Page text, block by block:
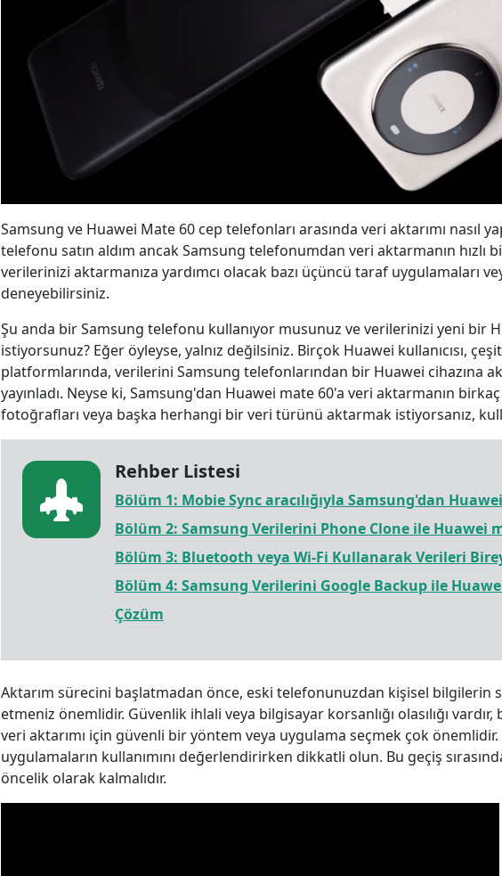
Samsung ve Huawei Mate 60 cep telefonları arasında veri aktarımı nasıl
telefonu satın aldım ancak Samsung telefonumdan veri aktarmanın hızlı
verilerinizi aktarmanıza yardımcı olacak bazı üçüncü taraf uygulamaları
deneyebilirsiniz.
Şu anda bir Samsung telefonu kullanıyor musunuz ve verilerinizi yeni bir
istiyorsunuz? Eğer öyleyse, yalnız değilsiniz. Birçok Huawei kullanıcısı,
platformlarında, verilerini Samsung telefonlarından bir Huawei cihazına
yayınladı. Neyse ki, Samsung'dan Huawei mate 60'a veri aktarmanın
fotoğrafları veya başka herhangi bir veri türünü aktarmak istiyorsanız,
Rehber Listesi
Bölüm 1: Mobie Sync aracılığıyla Samsung'dan
Bölüm 2: Samsung Verilerini Phone Clone ile Huawei
Bölüm 3: Bluetooth veya Wi-Fi Kullanarak Verileri
Bölüm 4: Samsung Verilerini Google Backup ile Huawei
Çözüm
Aktarım sürecini başlatmadan önce, eski telefonunuzdan kişisel bilgilerin
etmeniz önemlidir. Güvenlik ihlali veya bilgisayar korsanlığı olasılığı
veri aktarımı için güvenli bir yöntem veya uygulama seçmek çok önemlidir.
uygulamaların kullanımını değerlendirirken dikkatli olun. Bu geçiş
öncelik olarak kalmalıdır.